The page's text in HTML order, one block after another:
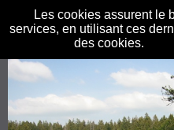
Les cookies assurent le
services, en utilisant ces
des cookies.